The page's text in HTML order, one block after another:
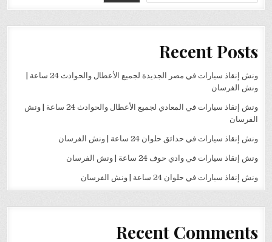
Recent Posts
ونش إنقاذ سيارات في مصر الجديدة لجميع الأعطال والحوادث 24 ساعة |
ونش الفرسان
ونش إنقاذ سيارات في المعادي لجميع الأعطال والحوادث 24 ساعة | ونش
الفرسان
ونش إنقاذ سيارات في حدائق حلوان 24 ساعة | ونش الفرسان
ونش إنقاذ سيارات في وادي حوف 24 ساعة | ونش الفرسان
ونش إنقاذ سيارات في حلوان 24 ساعة | ونش الفرسان
Recent Comments